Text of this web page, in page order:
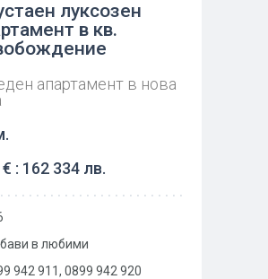
луксозен
в кв.
апартамент в нова
: 162 334 лв.
в любими
942 911, 0899 942 920